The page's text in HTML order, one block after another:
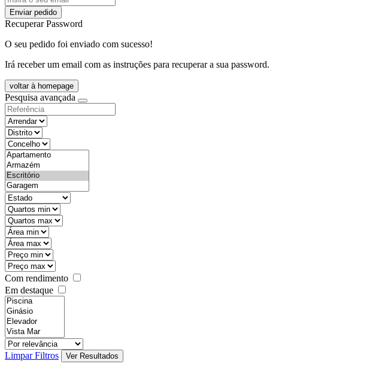
Enviar pedido
Recuperar Password
O seu pedido foi enviado com sucesso!
Irá receber um email com as instruções para recuperar a sua password.
voltar à homepage
Pesquisa avançada
objective
districtId
countyId
types
state
mintypo
maxtypo
minarea
maxarea
minprice
maxprice
Com rendimento
Em destaque
features
realestateOrder
Limpar Filtros
Ver Resultados